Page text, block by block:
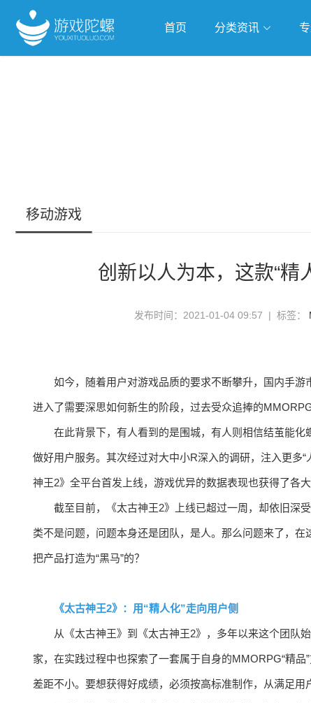
首页 分类资讯
移动游戏
创新以人为本，这款“精
发布时间：2021-01-04 09:57 | 标签：
如今，随着用户对游戏品质的要求不断攀升，国内手
进入了需要深思如何新生的阶段，过去受众追捧的
在此背景下，有人看到的是围城，有人则相信结茧能
做好用户服务。其次经过对大中小R深入的调研，注入更多
神王2》全平台首发上线，游戏优异的数据表现也获得了各
截至目前，《太古神王2》上线已超过一周，却依旧深
类不是问题，问题本身还是团队，是人。那么问题来了，
把产品打造为“黑马”的？
《太古神王2》：用“精人化”走向用户侧
从《太古神王》到《太古神王2》，多年以来这个团队
家，在实践过程中也探索了一套属于自身的MMORPG“精
差距不小。要想获得好成绩，必须按高标准制作，从满足用